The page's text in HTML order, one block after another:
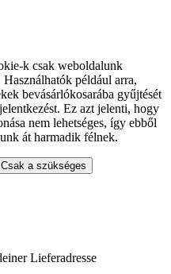
k csak weboldalunk
például arra,
bevásárlókosarába gyűjtését
Ez azt jelenti, hogy
nem lehetséges, így ebből
át harmadik félnek.
Csak a szükséges
Lieferadresse